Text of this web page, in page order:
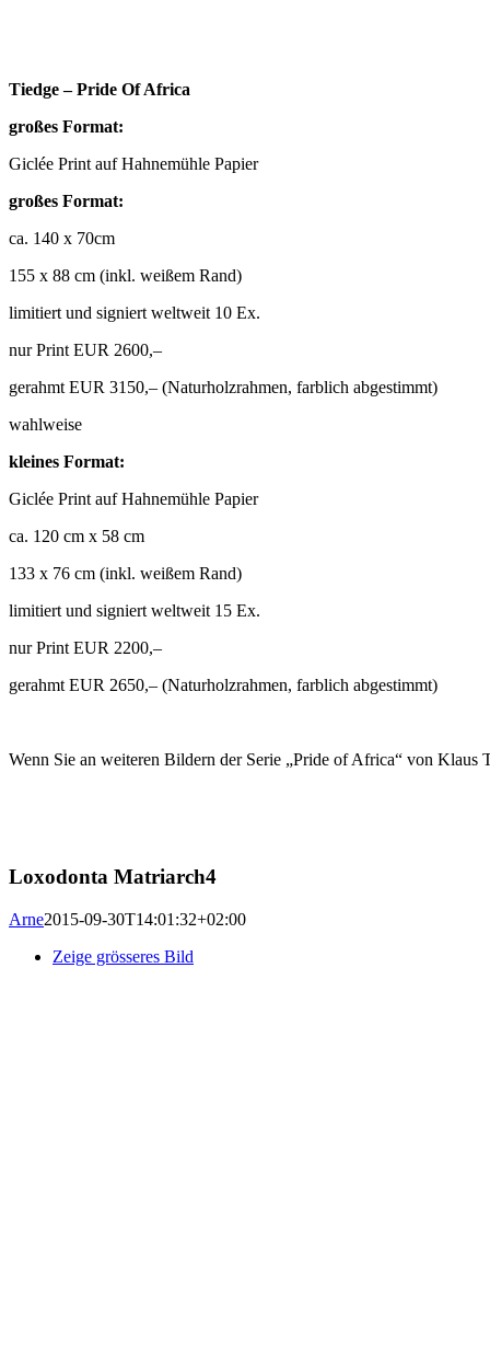
Tiedge – Pride Of Africa
großes Format:
Giclée Print auf Hahnemühle Papier
großes Format:
ca. 140 x 70cm
155 x 88 cm (inkl. weißem Rand)
limitiert und signiert weltweit 10 Ex.
nur Print EUR 2600,–
gerahmt EUR 3150,– (Naturholzrahmen, farblich abgestimmt)
wahlweise
kleines Format:
Giclée Print auf Hahnemühle Papier
ca. 120 cm x 58 cm
133 x 76 cm (inkl. weißem Rand)
limitiert und signiert weltweit 15 Ex.
nur Print EUR 2200,–
gerahmt EUR 2650,– (Naturholzrahmen, farblich abgestimmt)
Wenn Sie an weiteren Bildern der Serie „Pride of Africa“ von Klaus
Loxodonta Matriarch4
Arne2015-09-30T14:01:32+02:00
Zeige grösseres Bild